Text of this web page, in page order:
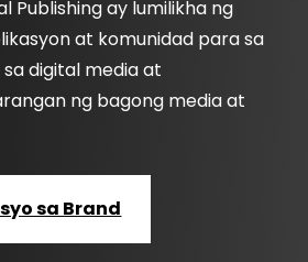
Publishing ay lumilikha ng
at komunidad para sa
digital media at
ng bagong media at
sa Brand